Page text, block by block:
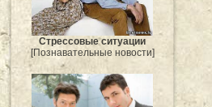
Стрессовые ситуации
[Познавательные новости]